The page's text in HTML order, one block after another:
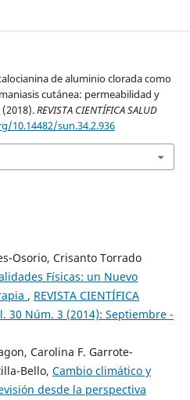
de aluminio clorada como
cutánea: permeabilidad y
REVISTA CIENTÍFICA SALUD
10.14482/sun.34.2.936
Osorio, Crisanto Torrado
Físicas: un Nuevo
, REVISTA CIENTÍFICA
30 Núm. 3 (2014): Septiembre -
Carolina F. Garrote-
Bello, Cambio climático y
desde la perspectiva